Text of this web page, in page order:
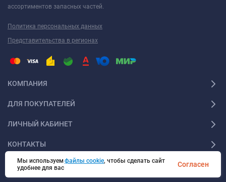
ассортиментов запасных частей.
Политика персональных данных
Представительства в регионах
КОМПАНИЯ
ДЛЯ ПОКУПАТЕЛЕЙ
ЛИЧНЫЙ КАБИНЕТ
КОНТАКТЫ
Мы используемфайлы cookie, чтобы сделать сайт
удобнее для вас
Согласен